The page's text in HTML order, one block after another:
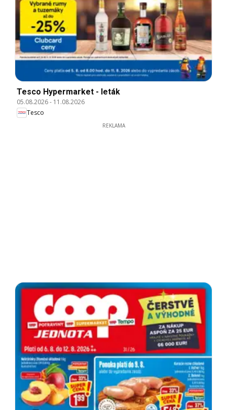
Tesco Hypermarket - leták
05.08.2026- 11.08.2026
Tesco
REKLAMA